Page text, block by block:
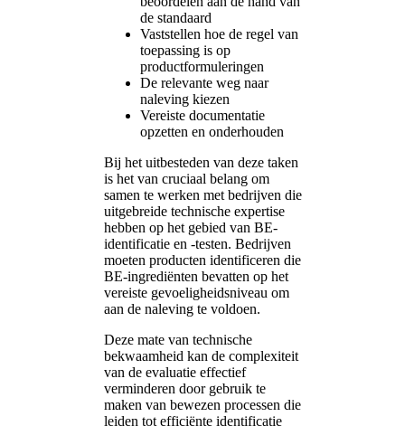
de standaard
Vaststellen hoe de regel van
toepassing is op
productformuleringen
De relevante weg naar
naleving kiezen
Vereiste documentatie
opzetten en onderhouden
Bij het uitbesteden van deze taken
is het van cruciaal belang om
samen te werken met bedrijven die
uitgebreide technische expertise
hebben op het gebied van BE-
identificatie en -testen. Bedrijven
moeten producten identificeren die
BE-ingrediënten bevatten op het
vereiste gevoeligheidsniveau om
aan de naleving te voldoen.
Deze mate van technische
bekwaamheid kan de complexiteit
van de evaluatie effectief
verminderen door gebruik te
maken van bewezen processen die
leiden tot efficiënte identificatie